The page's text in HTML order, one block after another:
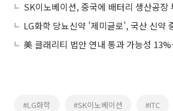
SK이노베이션, 중국에 배터리 생산공
#LG화학 #SK이노베이션 #ITC